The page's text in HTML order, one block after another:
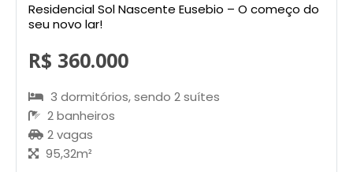
Residencial Sol Nascente Eusebio – O começo do
seu novo lar!
R$ 360.000
3 dormitórios, sendo 2 suítes
2 banheiros
2 vagas
95,32m²